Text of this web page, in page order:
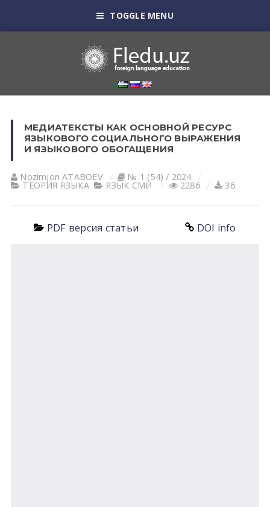
TOGGLE MENU
МЕДИАТЕКСТЫ КАК ОСНОВНОЙ РЕСУРС
ЯЗЫКОВОГО СОЦИАЛЬНОГО ВЫРАЖЕНИЯ
И ЯЗЫКОВОГО ОБОГАЩЕНИЯ
Nozimjon АTАBOEV № 1 (54) / 2024
ТЕОРИЯ ЯЗЫКА ЯЗЫК СМИ 2286 36
PDF версия статьи DOI info